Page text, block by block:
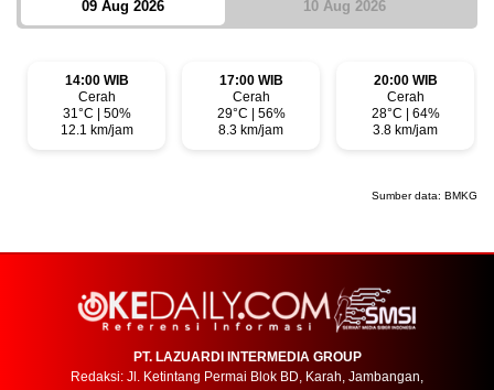
09 Aug 2026
10 Aug 2026
14:00 WIB
Cerah
31°C | 50%
12.1 km/jam
17:00 WIB
Cerah
29°C | 56%
8.3 km/jam
20:00 WIB
Cerah
28°C | 64%
3.8 km/jam
Sumber data: BMKG
PT. LAZUARDI INTERMEDIA GROUP
Redaksi: Jl. Ketintang Permai Blok BD, Karah, Jambangan,